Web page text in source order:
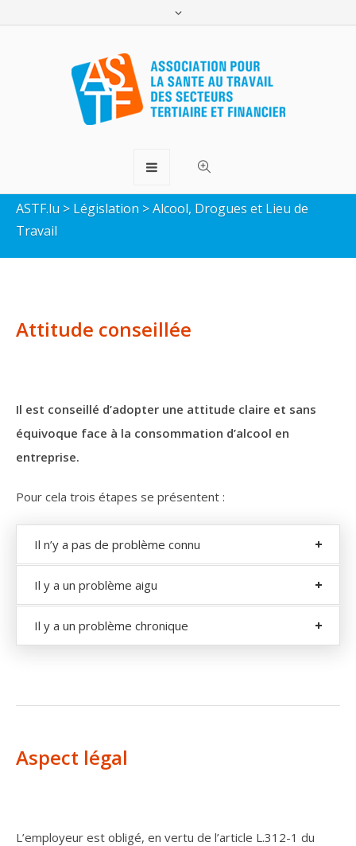
Alcool, Drogues et Lieu de
Travail
ASTF.lu > Législation >Alcool, Drogues et Lieu de
Travail
Attitude conseillée
Il est conseillé d’adopter une attitude claire et sans
équivoque face à la consommation d’alcool en
entreprise.
Pour cela trois étapes se présentent :
Il n’y a pas de problème connu
Il y a un problème aigu
Il y a un problème chronique
Aspect légal
L’employeur est obligé, en vertu de l’article L.312-1 du